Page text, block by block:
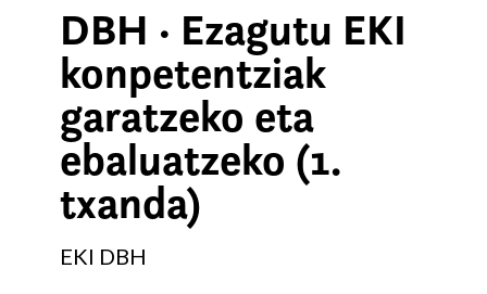
DBH · Ezagutu EKI
konpetentziak
garatzeko eta
ebaluatzeko (1.
txanda)
EKI DBH